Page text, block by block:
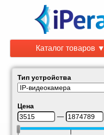
Каталог товаров ▼
Тип устройства
Цена
—